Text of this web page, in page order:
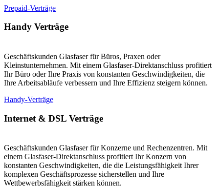
Prepaid-Verträge
Handy Verträge
Geschäftskunden Glasfaser für Büros, Praxen oder
Kleinstunternehmen. Mit einem Glasfaser-Direktanschluss profitiert
Ihr Büro oder Ihre Praxis von konstanten Geschwindigkeiten, die
Ihre Arbeitsabläufe verbessern und Ihre Effizienz steigern können.
Handy-Verträge
Internet & DSL Verträge
Geschäftskunden Glasfaser für Konzerne und Rechenzentren. Mit
einem Glasfaser-Direktanschluss profitiert Ihr Konzern von
konstanten Geschwindigkeiten, die die Leistungsfähigkeit Ihrer
komplexen Geschäftsprozesse sicherstellen und Ihre
Wettbewerbsfähigkeit stärken können.